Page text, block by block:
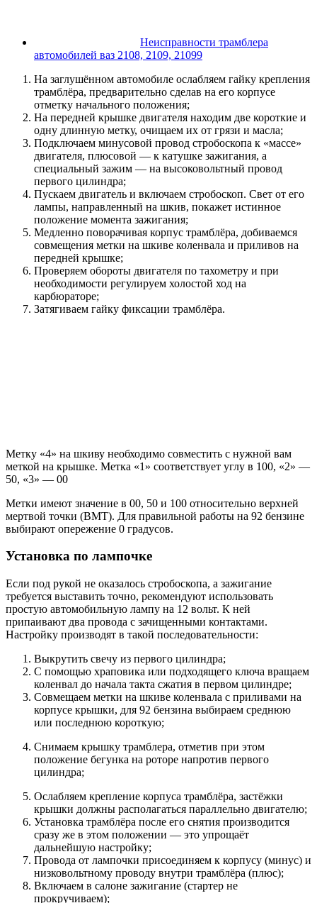
Неисправности трамблера
автомобилей ваз 2108, 2109, 21099
На заглушённом автомобиле ослабляем гайку крепления
трамблёра, предварительно сделав на его корпусе
отметку начального положения;
На передней крышке двигателя находим две короткие и
одну длинную метку, очищаем их от грязи и масла;
Подключаем минусовой провод стробоскопа к «массе»
двигателя, плюсовой — к катушке зажигания, а
специальный зажим — на высоковольтный провод
первого цилиндра;
Пускаем двигатель и включаем стробоскоп. Свет от его
лампы, направленный на шкив, покажет истинное
положение момента зажигания;
Медленно поворачивая корпус трамблёра, добиваемся
совмещения метки на шкиве коленвала и приливов на
передней крышке;
Проверяем обороты двигателя по тахометру и при
необходимости регулируем холостой ход на
карбюраторе;
Затягиваем гайку фиксации трамблёра.
Метку «4» на шкиву необходимо совместить с нужной вам
меткой на крышке. Метка «1» соответствует углу в 100, «2» —
50, «3» — 00
Метки имеют значение в 00, 50 и 100 относительно верхней
мертвой точки (ВМТ). Для правильной работы на 92 бензине
выбирают опережение 0 градусов.
Установка по лампочке
Если под рукой не оказалось стробоскопа, а зажигание
требуется выставить точно, рекомендуют использовать
простую автомобильную лампу на 12 вольт. К ней
припаивают два провода с зачищенными контактами.
Настройку производят в такой последовательности:
Выкрутить свечу из первого цилиндра;
С помощью храповика или подходящего ключа вращаем
коленвал до начала такта сжатия в первом цилиндре;
Совмещаем метки на шкиве коленвала с приливами на
корпусе крышки, для 92 бензина выбираем среднюю
или последнюю короткую;
Снимаем крышку трамблера, отметив при этом
положение бегунка на роторе напротив первого
цилиндра;
Ослабляем крепление корпуса трамблёра, застёжки
крышки должны располагаться параллельно двигателю;
Установка трамблёра после его снятия производится
сразу же в этом положении — это упрощаёт
дальнейшую настройку;
Провода от лампочки присоединяем к корпусу (минус) и
низковольтному проводу внутри трамблёра (плюс);
Включаем в салоне зажигание (стартер не
прокручиваем);